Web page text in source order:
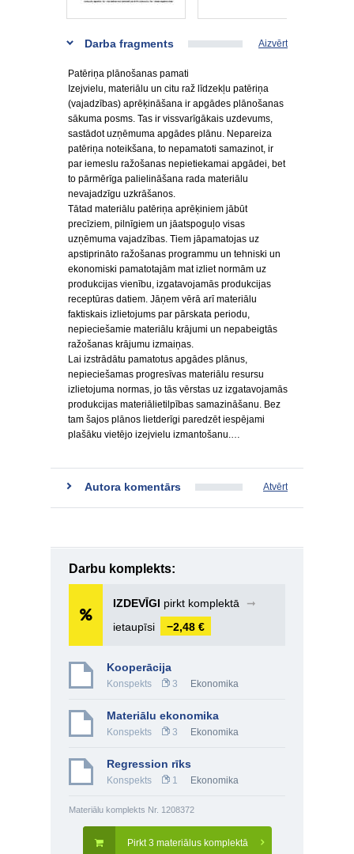
Darba fragments Aizvērt
Patēriņa plānošanas pamati
Izejvielu, materiālu un citu raž līdzekļu patēriņa
(vajadzības) aprēķināšana ir apgādes plānošanas
sākuma posms. Tas ir vissvarīgākais uzdevums,
sastādot uzņēmuma apgādes plānu. Nepareiza
patēriņa noteikšana, to nepamatoti samazinot, ir
par iemeslu ražošanas nepietiekamai apgādei, bet
to pārmērīga palielināšana rada materiālu
nevajadzīgu uzkrāšanos.
Tātad materiālu patēriņa aprēķiniem jābūt
precīziem, pilnīgiem un jāatspoguļo visas
uzņēmuma vajadzības. Tiem jāpamatojas uz
apstiprināto ražošanas programmu un tehniski un
ekonomiski pamatotajām mat izliet normām uz
produkcijas vienību, izgatavojamās produkcijas
receptūras datiem. Jāņem vērā arī materiālu
faktiskais izlietojums par pārskata periodu,
nepieciešamie materiālu krājumi un nepabeigtās
ražošanas krājumu izmaiņas.
Lai izstrādātu pamatotus apgādes plānus,
nepieciešamas progresīvas materiālu resursu
izlietojuma normas, jo tās vērstas uz izgatavojamās
produkcijas materiālietilpības samazināšanu. Bez
tam šajos plānos lietderīgi paredzēt iespējami
plašāku vietējo izejvielu izmantošanu.…
Autora komentārs Atvērt
Darbu komplekts:
IZDEVĪGI pirkt komplektā
➞
ietaupīsi
−2,48 €
Kooperācija
Konspekts 3 Ekonomika
Materiālu ekonomika
Konspekts 3 Ekonomika
Regression rīks
Konspekts 1 Ekonomika
Materiālu komplekts Nr. 1208372
Pirkt 3 materiālus komplektā